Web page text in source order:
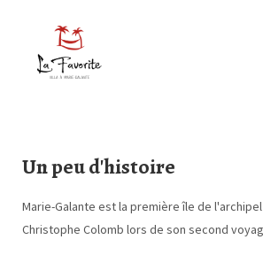
Diaporama
Tarifs
Localisation
Un peu d'histoire
Marie-Galante est la première île de
Christophe Colomb lors de son second